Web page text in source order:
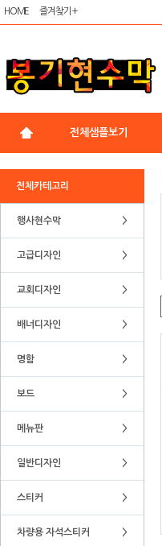
HOME 즐겨찾기 +
전체샘플보기
전체카테고리
행사현수막 >
고급디자인 >
교회디자인 >
배너디자인 >
명함 >
보드 >
메뉴판 >
일반디자인 >
스티커 >
차량용 자석스티커 >